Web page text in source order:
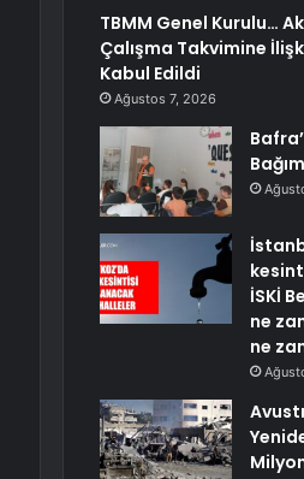
TBMM Genel Kurulu…
Çalışma Takvimine
Kabul Edildi
Ağustos 7, 2026
İSKİ
ne
ne